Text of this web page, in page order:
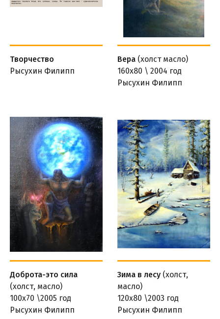
Творчество
Рысухин Филипп
Вера (холст масло)
160х80 \ 2004 год
Рысухин Филипп
Доброта-это сила
(холст, масло)
100х70 \2005 год
Рысухин Филипп
Зима в лесу (холст,
масло)
120х80 \2003 год
Рысухин Филипп